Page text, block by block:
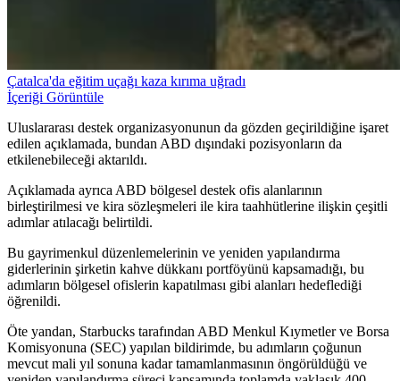
Çatalca'da eğitim uçağı kaza kırıma uğradı
İçeriği Görüntüle
Uluslararası destek organizasyonunun da gözden geçirildiğine işaret
edilen açıklamada, bundan ABD dışındaki pozisyonların da
etkilenebileceği aktarıldı.
Açıklamada ayrıca ABD bölgesel destek ofis alanlarının
birleştirilmesi ve kira sözleşmeleri ile kira taahhütlerine ilişkin çeşitli
adımlar atılacağı belirtildi.
Bu gayrimenkul düzenlemelerinin ve yeniden yapılandırma
giderlerinin şirketin kahve dükkanı portföyünü kapsamadığı, bu
adımların bölgesel ofislerin kapatılması gibi alanları hedeflediği
öğrenildi.
Öte yandan, Starbucks tarafından ABD Menkul Kıymetler ve Borsa
Komisyonuna (SEC) yapılan bildirimde, bu adımların çoğunun
mevcut mali yıl sonuna kadar tamamlanmasının öngörüldüğü ve